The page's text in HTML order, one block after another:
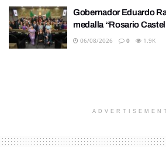
Gobernador Eduardo
medalla “Rosario
06/08/2026 0 1.9K
ADVERTISEMENT